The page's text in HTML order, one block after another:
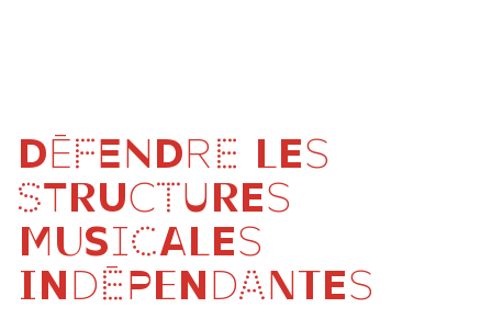
DÉFENDRE LES
STRUCTURES
MUSICALES
INDÉPENDANTES